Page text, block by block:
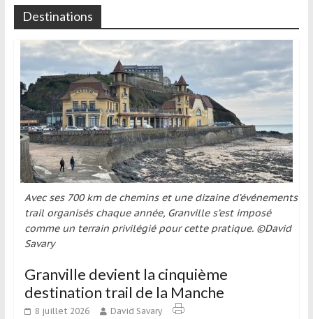
site
média
sur
le
tourisme
sportif
qui
s’adresse
aux
voyageurs
ponctuels
ou
réguliers,
pratiquants,
passionnés
simples
spectateurs
de
Destinations
Avec ses 700 km de chemins et une dizaine d’événements
trail organisés chaque année, Granville s’est imposé
comme un terrain privilégié pour cette pratique. ©David
Savary
Granville devient la cinquième
destination trail de la Manche
8 juillet 2026 David Savary